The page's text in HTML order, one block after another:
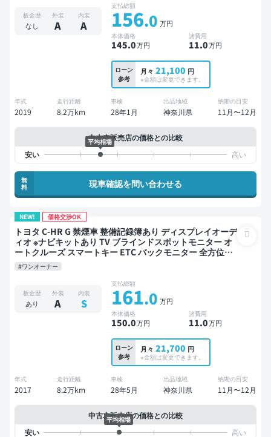
板金歴
なし
外装
A
内装
A
支払総額
156.0 万円
本体価格
145.0万円
諸費用
11.0万円
ローン
参考
月々 21,100 円
※金額は変更できます。
年式
2019
走行距離
8.2万km
車検
28年1月
出品地域
神奈川県
納期の目安
11月〜12月
中古車販売店の価格との比較
平均相場
無
料
現車確認を問い合わせる
NEW! 価格交渉OK
トヨタ C-HR G 禁煙車 整備記録簿あり ディスプレイオーデ
ィオ ※ナビキットあり TV ブラインドスポットモニター オ
ートクルーズ スマートキー ETC バックモニター 全方位カ
メラ ドライブレコーダー フルエアロ 衝突軽減
#ワンオーナー
板金歴
あり
外装
A
内装
S
支払総額
161.0 万円
本体価格
150.0万円
諸費用
11.0万円
ローン
参考
月々 21,700 円
※金額は変更できます。
年式
2017
走行距離
8.2万km
車検
28年5月
出品地域
神奈川県
納期の目安
11月〜12月
中古車販売店の価格との比較
平均相場